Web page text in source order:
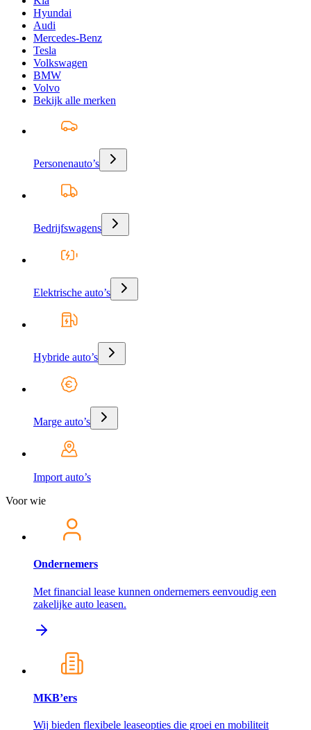
Hyundai
Audi
Mercedes-Benz
Tesla
Volkswagen
BMW
Volvo
Bekijk alle merken
Personenauto’s
Bedrijfswagens
Elektrische auto’s
Hybride auto’s
Marge auto’s
Import auto’s
Voor wie
Ondernemers
Met financial lease kunnen ondernemers eenvoudig een
zakelijke auto leasen.
MKB’ers
Wij bieden flexibele leaseopties die groei en mobiliteit